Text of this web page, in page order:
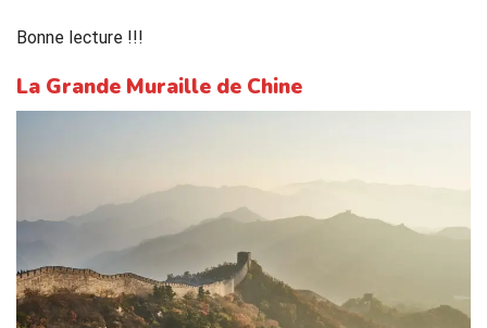
Bonne lecture !!!
La Grande Muraille de Chine